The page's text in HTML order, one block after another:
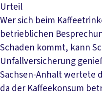
Urteil
Wer sich beim
betrieblichen
Schaden kommt, kann
Unfallversicherung
Sachsen-Anhalt wertete
da der Kaffeekonsum